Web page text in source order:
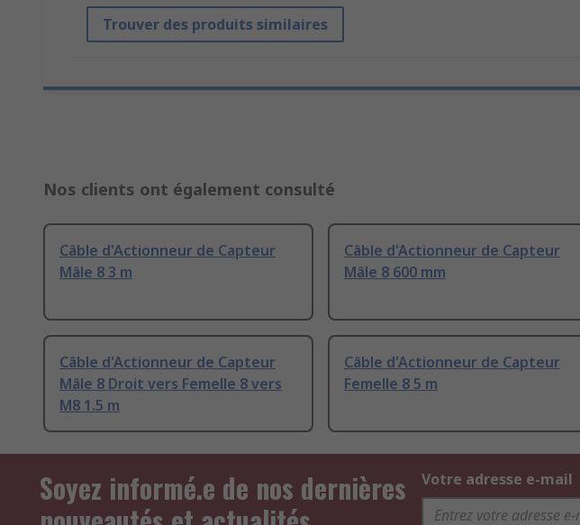
Trouver des produits similaires
Nos clients ont également consulté
Câble d'Actionneur de Capteur
Mâle 8 3 m
Câble d'Actionneur de Capteur
Mâle 8 600 mm
Câble d'Actionneur de Capteur
Mâle 8 Droit vers Femelle 8 vers
M8 1.5 m
Câble d'Actionneur de Capteur
Femelle 8 5 m
Soyez informé.e de nos dernières
Votre adresse e-mail